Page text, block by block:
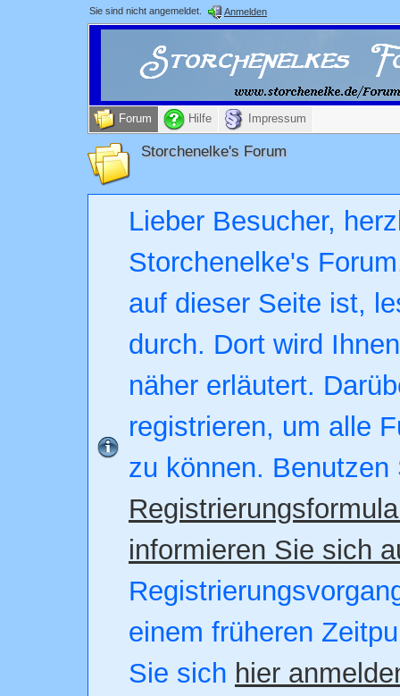
Sie sind nicht angemeldet. Anmelden
Forum Hilfe Impressum
Storchenelke's Forum
Lieber Besucher,
Storchenelke's
auf dieser Seite ist,
durch. Dort wird
näher erläutert.
registrieren, um alle
zu können. Benutzen
informieren Sie sich
einem früheren
Sie sich hier